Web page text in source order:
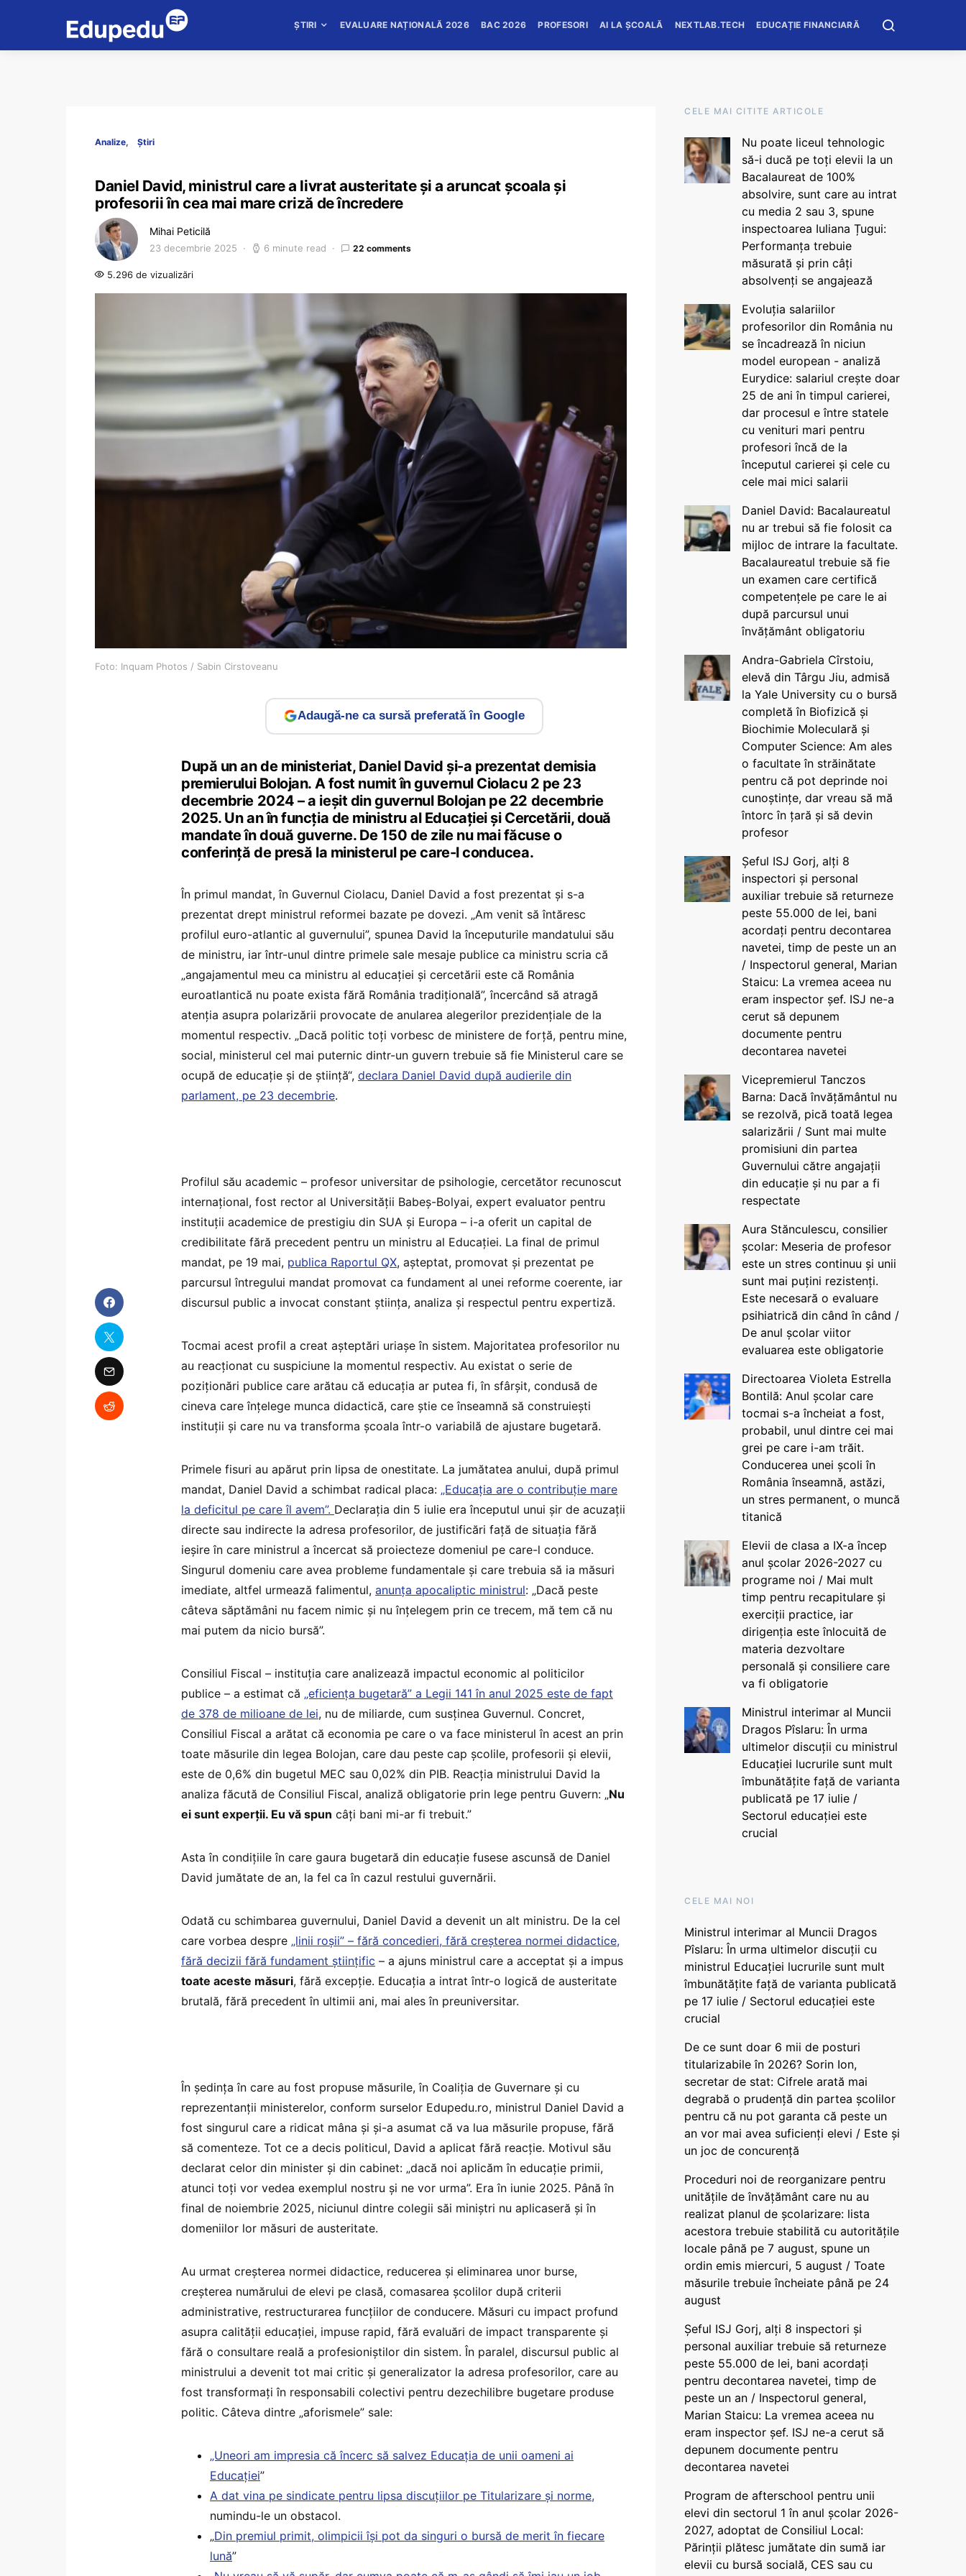
ȘTIRI EVALUARE NAȚIONALĂ 2026 BAC 2026 PROFESORI AI LA ȘCOALĂ NEXTLAB.TECH EDUCAȚIE FINANCIARĂ
Analize Știri
Daniel David, ministrul care a livrat austeritate și a aruncat școala și
profesorii în cea mai mare criză de încredere
Mihai Peticilă
23 decembrie 2025 6 minute read 22 comments
5.296 de vizualizări
Foto: Inquam Photos / Sabin Cirstoveanu
Adaugă-ne ca sursă preferată în Google
După un an de ministeriat, Daniel David și-a prezentat demisia
premierului Bolojan. A fost numit în guvernul Ciolacu 2 pe 23
decembrie 2024 – a ieșit din guvernul Bolojan pe 22 decembrie
2025. Un an în funcția de ministru al Educației și Cercetării, două
mandate în două guverne. De 150 de zile nu mai făcuse o
conferință de presă la ministerul pe care-l conducea.
În primul mandat, în Guvernul Ciolacu, Daniel David a fost prezentat și s-a
prezentat drept ministrul reformei bazate pe dovezi. „Am venit să întăresc
profilul euro-atlantic al guvernului”, spunea David la începuturile mandatului său
de ministru, iar într-unul dintre primele sale mesaje publice ca ministru scria că
„angajamentul meu ca ministru al educației și cercetării este că România
euroatlantică nu poate exista fără România tradițională”, încercând să atragă
atenția asupra polarizării provocate de anularea alegerilor prezidențiale de la
momentul respectiv. „Dacă politic toți vorbesc de ministere de forță, pentru mine,
social, ministerul cel mai puternic dintr-un guvern trebuie să fie Ministerul care se
ocupă de educație și de știință“, declara Daniel David după audierile din
parlament, pe 23 decembrie.
Profilul său academic – profesor universitar de psihologie, cercetător recunoscut
internațional, fost rector al Universității Babeș-Bolyai, expert evaluator pentru
instituții academice de prestigiu din SUA și Europa – i-a oferit un capital de
credibilitate fără precedent pentru un ministru al Educației. La final de primul
mandat, pe 19 mai, publica Raportul QX, așteptat, promovat și prezentat pe
parcursul întregului mandat promovat ca fundament al unei reforme coerente, iar
discursul public a invocat constant știința, analiza și respectul pentru expertiză.
Tocmai acest profil a creat așteptări uriașe în sistem. Majoritatea profesorilor nu
au reacționat cu suspiciune la momentul respectiv. Au existat o serie de
poziționări publice care arătau că educația ar putea fi, în sfârșit, condusă de
cineva care înțelege munca didactică, care știe ce înseamnă să construiești
instituții și care nu va transforma școala într-o variabilă de ajustare bugetară.
Primele fisuri au apărut prin lipsa de onestitate. La jumătatea anului, după primul
mandat, Daniel David a schimbat radical placa: „Educația are o contribuție mare
la deficitul pe care îl avem”. Declarația din 5 iulie era începutul unui șir de acuzații
directe sau indirecte la adresa profesorilor, de justificări față de situația fără
ieșire în care ministrul a încercat să proiecteze domeniul pe care-l conduce.
Singurul domeniu care avea probleme fundamentale și care trebuia să ia măsuri
imediate, altfel urmează falimentul, anunța apocaliptic ministrul: „Dacă peste
câteva săptămâni nu facem nimic și nu înțelegem prin ce trecem, mă tem că nu
mai putem da nicio bursă”.
Consiliul Fiscal – instituția care analizează impactul economic al politicilor
publice – a estimat că „eficiența bugetară” a Legii 141 în anul 2025 este de fapt
de 378 de milioane de lei, nu de miliarde, cum susținea Guvernul. Concret,
Consiliul Fiscal a arătat că economia pe care o va face ministerul în acest an prin
toate măsurile din legea Bolojan, care dau peste cap școlile, profesorii și elevii,
este de 0,6% din bugetul MEC sau 0,02% din PIB. Reacția ministrului David la
analiza făcută de Consiliul Fiscal, analiză obligatorie prin lege pentru Guvern: „Nu
ei sunt experții. Eu vă spun câți bani mi-ar fi trebuit.”
Asta în condițiile în care gaura bugetară din educație fusese ascunsă de Daniel
David jumătate de an, la fel ca în cazul restului guvernării.
Odată cu schimbarea guvernului, Daniel David a devenit un alt ministru. De la cel
care vorbea despre „linii roșii” – fără concedieri, fără creșterea normei didactice,
fără decizii fără fundament științific – a ajuns ministrul care a acceptat și a impus
toate aceste măsuri, fără excepție. Educația a intrat într-o logică de austeritate
brutală, fără precedent în ultimii ani, mai ales în preuniversitar.
În ședința în care au fost propuse măsurile, în Coaliția de Guvernare și cu
reprezentanții ministerelor, conform surselor Edupedu.ro, ministrul Daniel David a
fost singurul care a ridicat mâna și și-a asumat că va lua măsurile propuse, fără
să comenteze. Tot ce a decis politicul, David a aplicat fără reacție. Motivul său
declarat celor din minister și din cabinet: „dacă noi aplicăm în educație primii,
atunci toți vor vedea exemplul nostru și ne vor urma”. Era în iunie 2025. Până în
final de noiembrie 2025, niciunul dintre colegii săi miniștri nu aplicaseră și în
domeniilor lor măsuri de austeritate.
Au urmat creșterea normei didactice, reducerea și eliminarea unor burse,
creșterea numărului de elevi pe clasă, comasarea școlilor după criterii
administrative, restructurarea funcțiilor de conducere. Măsuri cu impact profund
asupra calității educației, impuse rapid, fără evaluări de impact transparente și
fără o consultare reală a profesioniștilor din sistem. În paralel, discursul public al
ministrului a devenit tot mai critic și generalizator la adresa profesorilor, care au
fost transformați în responsabili colectivi pentru dezechilibre bugetare produse
politic. Câteva dintre „aforismele” sale:
„Uneori am impresia că încerc să salvez Educația de unii oameni ai
Educației”​
A dat vina pe sindicate pentru lipsa discuțiilor pe Titularizare și norme,
numindu-le un obstacol.​
„Din premiul primit, olimpicii își pot da singuri o bursă de merit în fiecare
lună” ​
CELE MAI CITITE ARTICOLE
Nu poate liceul tehnologic
să-i ducă pe toți elevii la un
Bacalaureat de 100%
absolvire, sunt care au intrat
cu media 2 sau 3, spune
inspectoarea Iuliana Țugui:
Performanța trebuie
măsurată și prin câți
absolvenți se angajează
Evoluția salariilor
profesorilor din România nu
se încadrează în niciun
model european - analiză
Eurydice: salariul crește doar
25 de ani în timpul carierei,
dar procesul e între statele
cu venituri mari pentru
profesori încă de la
începutul carierei și cele cu
cele mai mici salarii
Daniel David: Bacalaureatul
nu ar trebui să fie folosit ca
mijloc de intrare la facultate.
Bacalaureatul trebuie să fie
un examen care certifică
competențele pe care le ai
după parcursul unui
învățământ obligatoriu
Andra-Gabriela Cîrstoiu,
elevă din Târgu Jiu, admisă
la Yale University cu o bursă
completă în Biofizică și
Biochimie Moleculară și
Computer Science: Am ales
o facultate în străinătate
pentru că pot deprinde noi
cunoștințe, dar vreau să mă
întorc în țară și să devin
profesor
Șeful ISJ Gorj, alți 8
inspectori și personal
auxiliar trebuie să returneze
peste 55.000 de lei, bani
acordați pentru decontarea
navetei, timp de peste un an
/ Inspectorul general, Marian
Staicu: La vremea aceea nu
eram inspector șef. ISJ ne-a
cerut să depunem
documente pentru
decontarea navetei
Vicepremierul Tanczos
Barna: Dacă învățământul nu
se rezolvă, pică toată legea
salarizării / Sunt mai multe
promisiuni din partea
Guvernului către angajații
din educație și nu par a fi
respectate
Aura Stănculescu, consilier
școlar: Meseria de profesor
este un stres continuu și unii
sunt mai puțini rezistenți.
Este necesară o evaluare
psihiatrică din când în când /
De anul școlar viitor
evaluarea este obligatorie
Directoarea Violeta Estrella
Bontilă: Anul școlar care
tocmai s-a încheiat a fost,
probabil, unul dintre cei mai
grei pe care i-am trăit.
Conducerea unei școli în
România înseamnă, astăzi,
un stres permanent, o muncă
titanică
Elevii de clasa a IX-a încep
anul școlar 2026-2027 cu
programe noi / Mai mult
timp pentru recapitulare și
exerciții practice, iar
dirigenția este înlocuită de
materia dezvoltare
personală și consiliere care
va fi obligatorie
Ministrul interimar al Muncii
Dragos Pîslaru: În urma
ultimelor discuții cu ministrul
Educației lucrurile sunt mult
îmbunătățite față de varianta
publicată pe 17 iulie /
Sectorul educației este
crucial
CELE MAI NOI
Ministrul interimar al Muncii Dragos
Pîslaru: În urma ultimelor discuții cu
ministrul Educației lucrurile sunt mult
îmbunătățite față de varianta publicată
pe 17 iulie / Sectorul educației este
crucial
De ce sunt doar 6 mii de posturi
titularizabile în 2026? Sorin Ion,
secretar de stat: Cifrele arată mai
degrabă o prudență din partea școlilor
pentru că nu pot garanta că peste un
an vor mai avea suficienți elevi / Este și
un joc de concurență
Proceduri noi de reorganizare pentru
unitățile de învățământ care nu au
realizat planul de școlarizare: lista
acestora trebuie stabilită cu autoritățile
locale până pe 7 august, spune un
ordin emis miercuri, 5 august / Toate
măsurile trebuie încheiate până pe 24
august
Șeful ISJ Gorj, alți 8 inspectori și
personal auxiliar trebuie să returneze
peste 55.000 de lei, bani acordați
pentru decontarea navetei, timp de
peste un an / Inspectorul general,
Marian Staicu: La vremea aceea nu
eram inspector șef. ISJ ne-a cerut să
depunem documente pentru
decontarea navetei
Program de afterschool pentru unii
elevi din sectorul 1 în anul școlar 2026-
2027, adoptat de Consiliul Local:
Părinții plătesc jumătate din sumă iar
elevii cu bursă socială, CES sau cu